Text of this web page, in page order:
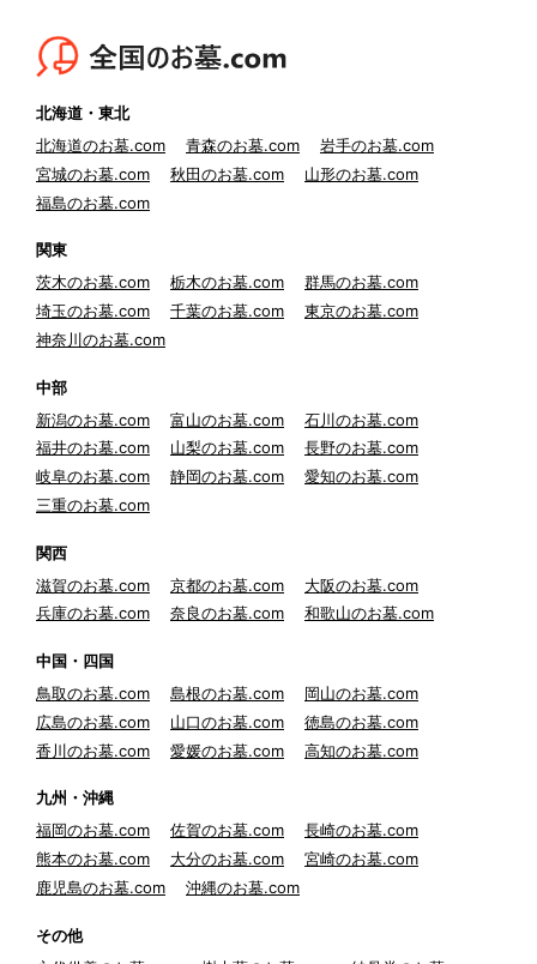
北海道・東北
北海道のお墓.com
青森のお墓.com
岩手のお墓.com
宮城のお墓.com
秋田のお墓.com
山形のお墓.com
福島のお墓.com
関東
茨木のお墓.com
栃木のお墓.com
群馬のお墓.com
埼玉のお墓.com
千葉のお墓.com
東京のお墓.com
神奈川のお墓.com
中部
新潟のお墓.com
富山のお墓.com
石川のお墓.com
福井のお墓.com
山梨のお墓.com
長野のお墓.com
岐阜のお墓.com
静岡のお墓.com
愛知のお墓.com
三重のお墓.com
関西
滋賀のお墓.com
京都のお墓.com
大阪のお墓.com
兵庫のお墓.com
奈良のお墓.com 和歌山のお墓.com
中国・四国
鳥取のお墓.com
島根のお墓.com
岡山のお墓.com
広島のお墓.com
山口のお墓.com
徳島のお墓.com
香川のお墓.com
愛媛のお墓.com 高知のお墓.com
九州・沖縄
福岡のお墓.com
佐賀のお墓.com
長崎のお墓.com
熊本のお墓.com
大分のお墓.com
宮崎のお墓.com
鹿児島のお墓.com
沖縄のお墓.com
その他